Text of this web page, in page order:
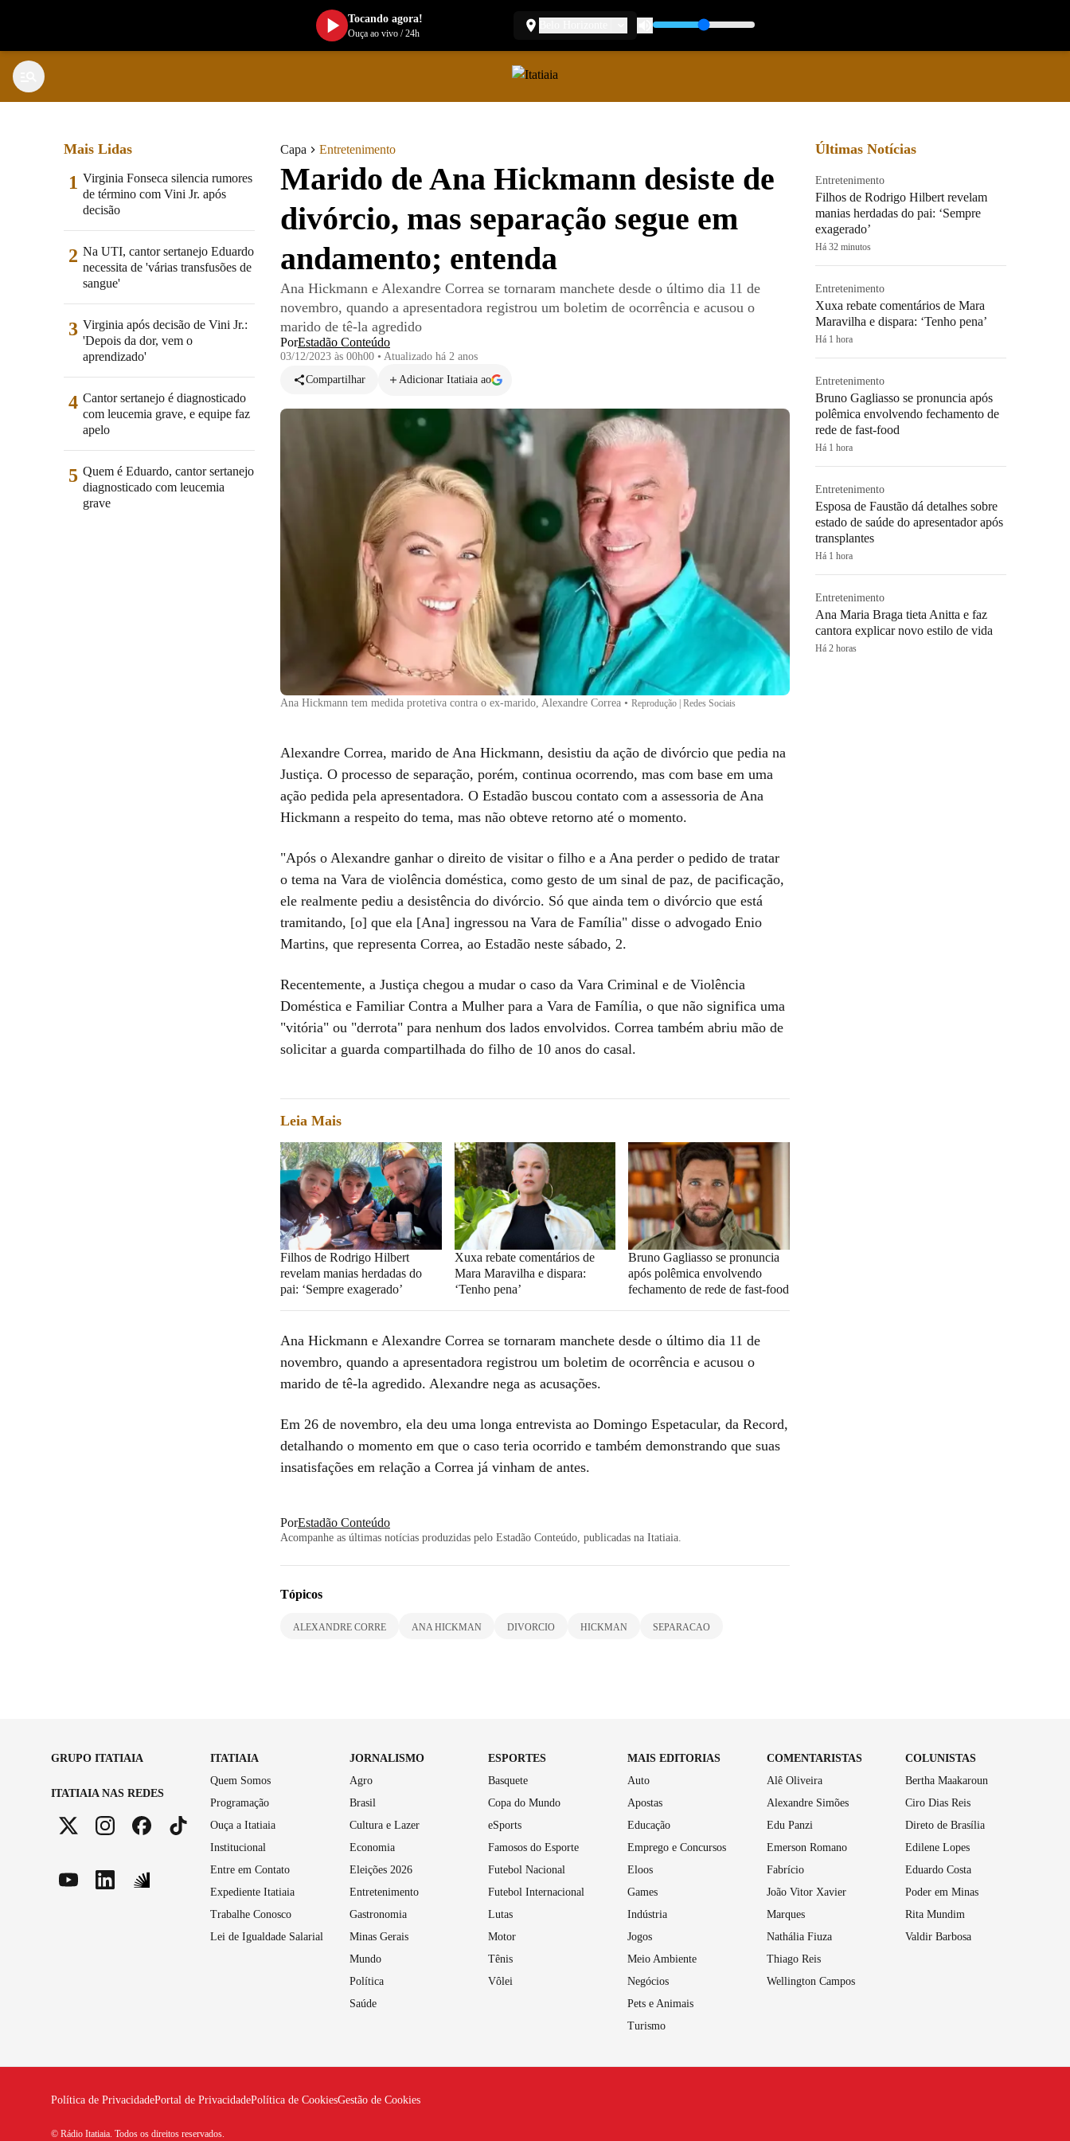
Capa Entretenimento
Marido de Ana Hickmann desiste de
divórcio, mas separação segue em
andamento; entenda
Ana Hickmann e Alexandre Correa se tornaram manchete desde o último dia 11 de
novembro, quando a apresentadora registrou um boletim de ocorrência e acusou o
marido de tê-la agredido
PorEstadão Conteúdo
03/12/2023 às 00h00 • Atualizado há 2 anos
Compartilhar
Adicionar Itatiaia ao
Ana Hickmann tem medida protetiva contra o ex-marido, Alexandre Correa • Reprodução | Redes Sociais
Alexandre Correa, marido de Ana Hickmann, desistiu da ação de divórcio que pedia na
Justiça. O processo de separação, porém, continua ocorrendo, mas com base em uma
ação pedida pela apresentadora. O Estadão buscou contato com a assessoria de Ana
Hickmann a respeito do tema, mas não obteve retorno até o momento.
"Após o Alexandre ganhar o direito de visitar o filho e a Ana perder o pedido de tratar
o tema na Vara de violência doméstica, como gesto de um sinal de paz, de pacificação,
ele realmente pediu a desistência do divórcio. Só que ainda tem o divórcio que está
tramitando, [o] que ela [Ana] ingressou na Vara de Família" disse o advogado Enio
Martins, que representa Correa, ao Estadão neste sábado, 2.
Recentemente, a Justiça chegou a mudar o caso da Vara Criminal e de Violência
Doméstica e Familiar Contra a Mulher para a Vara de Família, o que não significa uma
"vitória" ou "derrota" para nenhum dos lados envolvidos. Correa também abriu mão de
solicitar a guarda compartilhada do filho de 10 anos do casal.
Leia Mais
Filhos de Rodrigo Hilbert
revelam manias herdadas do
pai: ‘Sempre exagerado’
Xuxa rebate comentários de
Mara Maravilha e dispara:
‘Tenho pena’
Bruno Gagliasso se pronuncia
após polêmica envolvendo
fechamento de rede de fast-food
Ana Hickmann e Alexandre Correa se tornaram manchete desde o último dia 11 de
novembro, quando a apresentadora registrou um boletim de ocorrência e acusou o
marido de tê-la agredido. Alexandre nega as acusações.
Em 26 de novembro, ela deu uma longa entrevista ao Domingo Espetacular, da Record,
detalhando o momento em que o caso teria ocorrido e também demonstrando que suas
insatisfações em relação a Correa já vinham de antes.
PorEstadão Conteúdo
Acompanhe as últimas notícias produzidas pelo Estadão Conteúdo, publicadas na Itatiaia.
Tópicos
ALEXANDRE CORRE ANA HICKMAN DIVORCIO HICKMAN SEPARACAO
Mais Lidas
1 Virginia Fonseca silencia rumores
de término com Vini Jr. após
decisão
2 Na UTI, cantor sertanejo Eduardo
necessita de 'várias transfusões de
sangue'
3 Virginia após decisão de Vini Jr.:
'Depois da dor, vem o
aprendizado'
4 Cantor sertanejo é diagnosticado
com leucemia grave, e equipe faz
apelo
5 Quem é Eduardo, cantor sertanejo
diagnosticado com leucemia
grave
Últimas Notícias
Entretenimento
Filhos de Rodrigo Hilbert revelam
manias herdadas do pai: ‘Sempre
exagerado’
Há 32 minutos
Entretenimento
Xuxa rebate comentários de Mara
Maravilha e dispara: ‘Tenho pena’
Há 1 hora
Entretenimento
Bruno Gagliasso se pronuncia após
polêmica envolvendo fechamento de
rede de fast-food
Há 1 hora
Entretenimento
Esposa de Faustão dá detalhes sobre
estado de saúde do apresentador após
transplantes
Há 1 hora
Entretenimento
Ana Maria Braga tieta Anitta e faz
cantora explicar novo estilo de vida
Há 2 horas
GRUPO ITATIAIA
ITATIAIA NAS REDES
ITATIAIA
Quem Somos
Programação
Ouça a Itatiaia
Institucional
Entre em Contato
Expediente Itatiaia
Trabalhe Conosco
Lei de Igualdade Salarial
JORNALISMO
Agro
Brasil
Cultura e Lazer
Economia
Eleições 2026
Entretenimento
Gastronomia
Minas Gerais
Mundo
Política
Saúde
ESPORTES
Basquete
Copa do Mundo
eSports
Famosos do Esporte
Futebol Nacional
Futebol Internacional
Lutas
Motor
Tênis
Vôlei
MAIS EDITORIAS
Auto
Apostas
Educação
Emprego e Concursos
Eloos
Games
Indústria
Jogos
Meio Ambiente
Negócios
Pets e Animais
Turismo
COMENTARISTAS
Alê Oliveira
Alexandre Simões
Edu Panzi
Emerson Romano
Fabrício
João Vitor Xavier
Marques
Nathália Fiuza
Thiago Reis
Wellington Campos
COLUNISTAS
Bertha Maakaroun
Ciro Dias Reis
Direto de Brasília
Edilene Lopes
Eduardo Costa
Poder em Minas
Rita Mundim
Valdir Barbosa
Política de PrivacidadePortal de PrivacidadePolítica de CookiesGestão de Cookies
© Rádio Itatiaia. Todos os direitos reservados.
Tocando agora!
Ouça ao vivo/24h